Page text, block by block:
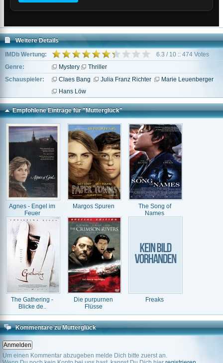
Weitere Details
IMDb Wertung:
6.3 / 10 :: 474 Votes
Genre:
Mystery
Thriller
Schauspieler:
Claes Bang Julia Franz Richter
Marie Leuenberger
Hans Löw
Empfohlene Einträge für "Mutterglück"
Agnes - Engel im
Feuer
Margos Spuren
The Song of
Names
The Gathering -
Blicke de..
Die purpurnen
Flüsse
Freaks
Kommentare zu Mutterglück
Um einen Kommentar abzugeben melde Dich bitte zuerst an.